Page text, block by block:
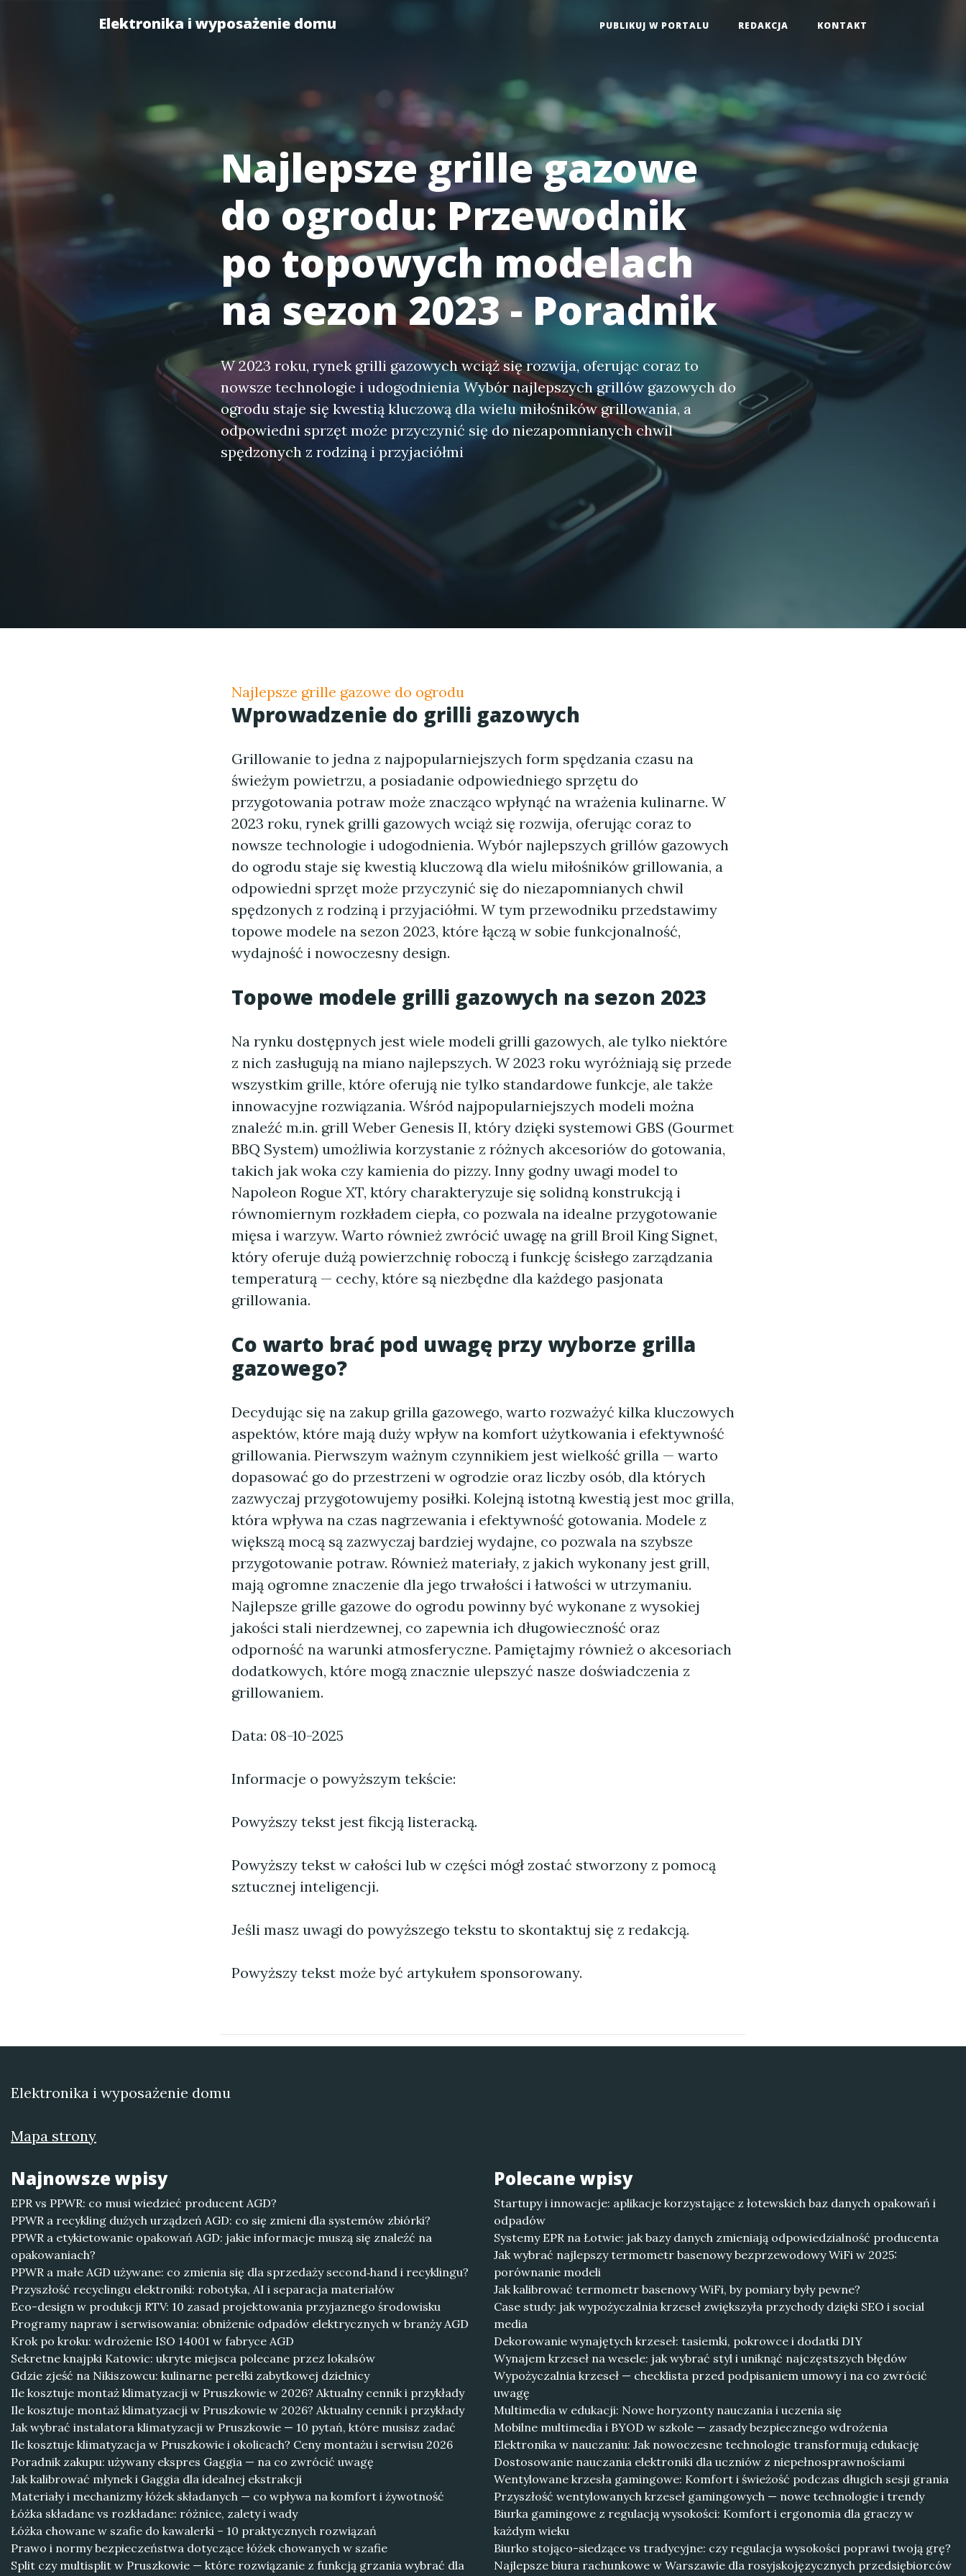
Elektronika i wyposażenie domu PUBLIKUJ W PORTALU REDAKCJA KONTAKT
Najlepsze grille gazowe
do ogrodu: Przewodnik
po topowych modelach
na sezon 2023 - Poradnik
W 2023 roku, rynek grilli gazowych wciąż się rozwija, oferując coraz to
nowsze technologie i udogodnienia Wybór najlepszych grillów gazowych do
ogrodu staje się kwestią kluczową dla wielu miłośników grillowania, a
odpowiedni sprzęt może przyczynić się do niezapomnianych chwil
spędzonych z rodziną i przyjaciółmi
Najlepsze grille gazowe do ogrodu
Wprowadzenie do grilli gazowych
Grillowanie to jedna z najpopularniejszych form spędzania czasu na
świeżym powietrzu, a posiadanie odpowiedniego sprzętu do
przygotowania potraw może znacząco wpłynąć na wrażenia kulinarne. W
2023 roku, rynek grilli gazowych wciąż się rozwija, oferując coraz to
nowsze technologie i udogodnienia. Wybór najlepszych grillów gazowych
do ogrodu staje się kwestią kluczową dla wielu miłośników grillowania, a
odpowiedni sprzęt może przyczynić się do niezapomnianych chwil
spędzonych z rodziną i przyjaciółmi. W tym przewodniku przedstawimy
topowe modele na sezon 2023, które łączą w sobie funkcjonalność,
wydajność i nowoczesny design.
Topowe modele grilli gazowych na sezon 2023
Na rynku dostępnych jest wiele modeli grilli gazowych, ale tylko niektóre
z nich zasługują na miano najlepszych. W 2023 roku wyróżniają się przede
wszystkim grille, które oferują nie tylko standardowe funkcje, ale także
innowacyjne rozwiązania. Wśród najpopularniejszych modeli można
znaleźć m.in. grill Weber Genesis II, który dzięki systemowi GBS (Gourmet
BBQ System) umożliwia korzystanie z różnych akcesoriów do gotowania,
takich jak woka czy kamienia do pizzy. Inny godny uwagi model to
Napoleon Rogue XT, który charakteryzuje się solidną konstrukcją i
równomiernym rozkładem ciepła, co pozwala na idealne przygotowanie
mięsa i warzyw. Warto również zwrócić uwagę na grill Broil King Signet,
który oferuje dużą powierzchnię roboczą i funkcję ścisłego zarządzania
temperaturą — cechy, które są niezbędne dla każdego pasjonata
grillowania.
Co warto brać pod uwagę przy wyborze grilla
gazowego?
Decydując się na zakup grilla gazowego, warto rozważyć kilka kluczowych
aspektów, które mają duży wpływ na komfort użytkowania i efektywność
grillowania. Pierwszym ważnym czynnikiem jest wielkość grilla — warto
dopasować go do przestrzeni w ogrodzie oraz liczby osób, dla których
zazwyczaj przygotowujemy posiłki. Kolejną istotną kwestią jest moc grilla,
która wpływa na czas nagrzewania i efektywność gotowania. Modele z
większą mocą są zazwyczaj bardziej wydajne, co pozwala na szybsze
przygotowanie potraw. Również materiały, z jakich wykonany jest grill,
mają ogromne znaczenie dla jego trwałości i łatwości w utrzymaniu.
Najlepsze grille gazowe do ogrodu powinny być wykonane z wysokiej
jakości stali nierdzewnej, co zapewnia ich długowieczność oraz
odporność na warunki atmosferyczne. Pamiętajmy również o akcesoriach
dodatkowych, które mogą znacznie ulepszyć nasze doświadczenia z
grillowaniem.
Data: 08-10-2025
Informacje o powyższym tekście:
Powyższy tekst jest fikcją listeracką.
Powyższy tekst w całości lub w części mógł zostać stworzony z pomocą
sztucznej inteligencji.
Jeśli masz uwagi do powyższego tekstu to skontaktuj się z redakcją.
Powyższy tekst może być artykułem sponsorowany.
Elektronika i wyposażenie domu
Mapa strony
Najnowsze wpisy
EPR vs PPWR: co musi wiedzieć producent AGD?
PPWR a recykling dużych urządzeń AGD: co się zmieni dla systemów zbiórki?
PPWR a etykietowanie opakowań AGD: jakie informacje muszą się znaleźć na
opakowaniach?
PPWR a małe AGD używane: co zmienia się dla sprzedaży second‑hand i recyklingu?
Przyszłość recyclingu elektroniki: robotyka, AI i separacja materiałów
Eco-design w produkcji RTV: 10 zasad projektowania przyjaznego środowisku
Programy napraw i serwisowania: obniżenie odpadów elektrycznych w branży AGD
Krok po kroku: wdrożenie ISO 14001 w fabryce AGD
Sekretne knajpki Katowic: ukryte miejsca polecane przez lokalsów
Gdzie zjeść na Nikiszowcu: kulinarne perełki zabytkowej dzielnicy
Ile kosztuje montaż klimatyzacji w Pruszkowie w 2026? Aktualny cennik i przykłady
Ile kosztuje montaż klimatyzacji w Pruszkowie w 2026? Aktualny cennik i przykłady
Jak wybrać instalatora klimatyzacji w Pruszkowie — 10 pytań, które musisz zadać
Ile kosztuje klimatyzacja w Pruszkowie i okolicach? Ceny montażu i serwisu 2026
Poradnik zakupu: używany ekspres Gaggia — na co zwrócić uwagę
Jak kalibrować młynek i Gaggia dla idealnej ekstrakcji
Materiały i mechanizmy łóżek składanych — co wpływa na komfort i żywotność
Łóżka składane vs rozkładane: różnice, zalety i wady
Łóżka chowane w szafie do kawalerki – 10 praktycznych rozwiązań
Prawo i normy bezpieczeństwa dotyczące łóżek chowanych w szafie
Split czy multisplit w Pruszkowie — które rozwiązanie z funkcją grzania wybrać dla
Polecane wpisy
Startupy i innowacje: aplikacje korzystające z łotewskich baz danych opakowań i
odpadów
Systemy EPR na Łotwie: jak bazy danych zmieniają odpowiedzialność producenta
Jak wybrać najlepszy termometr basenowy bezprzewodowy WiFi w 2025:
porównanie modeli
Jak kalibrować termometr basenowy WiFi, by pomiary były pewne?
Case study: jak wypożyczalnia krzeseł zwiększyła przychody dzięki SEO i social
media
Dekorowanie wynajętych krzeseł: tasiemki, pokrowce i dodatki DIY
Wynajem krzeseł na wesele: jak wybrać styl i uniknąć najczęstszych błędów
Wypożyczalnia krzeseł — checklista przed podpisaniem umowy i na co zwrócić
uwagę
Multimedia w edukacji: Nowe horyzonty nauczania i uczenia się
Mobilne multimedia i BYOD w szkole — zasady bezpiecznego wdrożenia
Elektronika w nauczaniu: Jak nowoczesne technologie transformują edukację
Dostosowanie nauczania elektroniki dla uczniów z niepełnosprawnościami
Wentylowane krzesła gamingowe: Komfort i świeżość podczas długich sesji grania
Przyszłość wentylowanych krzeseł gamingowych — nowe technologie i trendy
Biurka gamingowe z regulacją wysokości: Komfort i ergonomia dla graczy w
każdym wieku
Biurko stojąco-siedzące vs tradycyjne: czy regulacja wysokości poprawi twoją grę?
Najlepsze biura rachunkowe w Warszawie dla rosyjskojęzycznych przedsiębiorców